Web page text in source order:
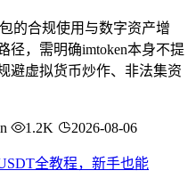
的合规使用与数字资产增
径，需明确imtoken本身不提
避虚拟货币炒作、非法集资
1.2K 2026-08-06